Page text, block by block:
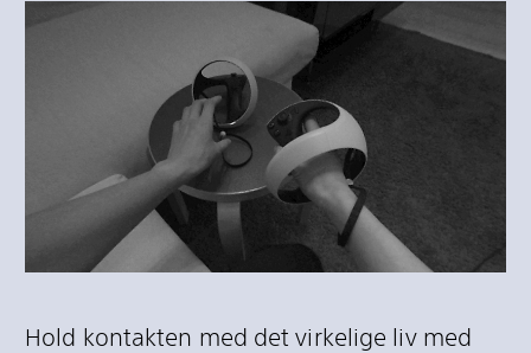
Hold kontakten med det virkelige liv med